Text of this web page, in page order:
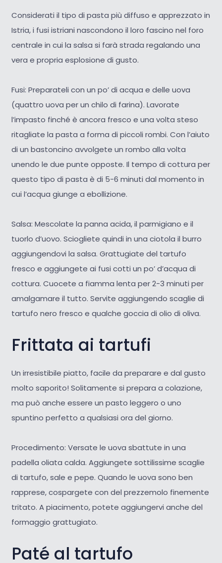
Considerati il tipo di pasta più diffuso e apprezzato in
Istria, i fusi istriani nascondono il loro fascino nel foro
centrale in cui la salsa si farà strada regalando una
vera e propria esplosione di gusto.
Fusi: Preparateli con un po’ di acqua e delle uova
(quattro uova per un chilo di farina). Lavorate
l’impasto finché è ancora fresco e una volta steso
ritagliate la pasta a forma di piccoli rombi. Con l’aiuto
di un bastoncino avvolgete un rombo alla volta
unendo le due punte opposte. Il tempo di cottura per
questo tipo di pasta è di 5-6 minuti dal momento in
cui l’acqua giunge a ebollizione.
Salsa: Mescolate la panna acida, il parmigiano e il
tuorlo d’uovo. Sciogliete quindi in una ciotola il burro
aggiungendovi la salsa. Grattugiate del tartufo
fresco e aggiungete ai fusi cotti un po’ d’acqua di
cottura. Cuocete a fiamma lenta per 2-3 minuti per
amalgamare il tutto. Servite aggiungendo scaglie di
tartufo nero fresco e qualche goccia di olio di oliva.
Frittata ai tartufi
Un irresistibile piatto, facile da preparare e dal gusto
molto saporito! Solitamente si prepara a colazione,
ma può anche essere un pasto leggero o uno
spuntino perfetto a qualsiasi ora del giorno.
Procedimento: Versate le uova sbattute in una
padella oliata calda. Aggiungete sottilissime scaglie
di tartufo, sale e pepe. Quando le uova sono ben
rapprese, cospargete con del prezzemolo finemente
tritato. A piacimento, potete aggiungervi anche del
formaggio grattugiato.
Paté al tartufo